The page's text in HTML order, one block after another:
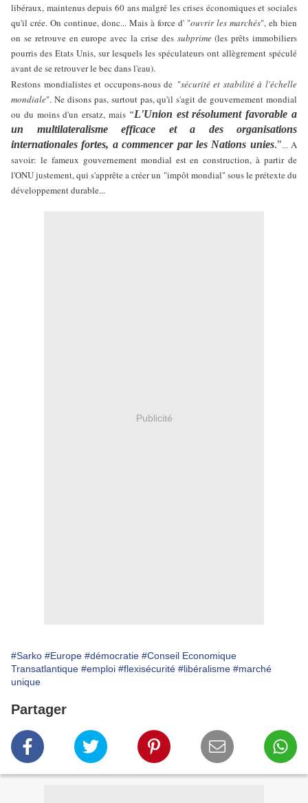
libéraux, maintenus depuis 60 ans malgré les crises économiques et sociales
qu'il crée. On continue, donc... Mais à force d' "ouvrir les marchés", eh bien
on se retrouve en europe avec la crise des subprime(les prêts immobiliers
pourris des Etats Unis, sur lesquels les spéculateurs ont allègrement spéculé
avant de se retrouver le bec dans l'eau).
Restons mondialistes et occupons-nous de "sécurité et stabilité à l'échelle
mondiale". Ne disons pas, surtout pas, qu'il s'agit de gouvernement mondial
ou du moins d'un ersatz, mais "L'Union est résolument favorable a
un multilateralisme efficace et a des organisations
internationales fortes, a commencer par les Nations unies."... A
savoir: le fameux gouvernement mondial est en construction, à partir de
l'ONU justement, qui s'apprête a créer un "impôt mondial" sous le prétexte du
développement durable...
Publicité
#Sarko #Europe #démocratie #Conseil Economique
Transatlantique #emploi #flexisécurité #libéralisme #marché
unique
Partager